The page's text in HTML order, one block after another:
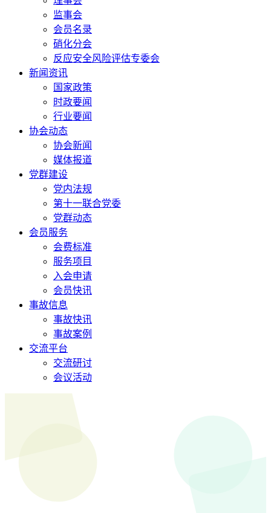
监事会
会员名录
硝化分会
反应安全风险评估专委会
新闻资讯
国家政策
时政要闻
行业要闻
协会动态
协会新闻
媒体报道
党群建设
党内法规
第十一联合党委
党群动态
会员服务
会费标准
服务项目
入会申请
会员快讯
事故信息
事故快讯
事故案例
交流平台
交流研讨
会议活动